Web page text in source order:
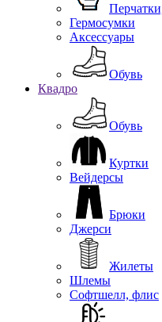
Гермосумки
Аксессуары
Обувь
Квадро
Обувь
Куртки
Вейдерсы
Брюки
Джерси
Жилеты
Шлемы
Софтшелл, флис